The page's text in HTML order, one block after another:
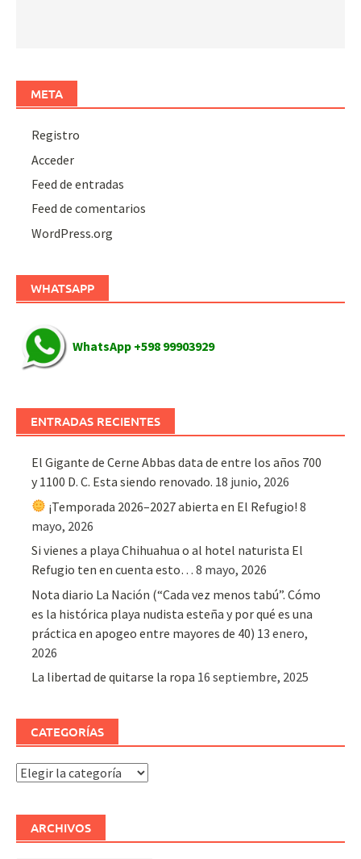
META
Registro
Acceder
Feed de entradas
Feed de comentarios
WordPress.org
WHATSAPP
WhatsApp +598 99903929
ENTRADAS RECIENTES
El Gigante de Cerne Abbas data de entre los años 700
y 1100 D. C. Esta siendo renovado. 18 junio, 2026
¡Temporada 2026–2027 abierta en El Refugio! 8
mayo, 2026
Si vienes a playa Chihuahua o al hotel naturista El
Refugio ten en cuenta esto… 8 mayo, 2026
Nota diario La Nación (“Cada vez menos tabú”. Cómo
es la histórica playa nudista esteña y por qué es una
práctica en apogeo entre mayores de 40) 13 enero,
2026
La libertad de quitarse la ropa 16 septiembre, 2025
CATEGORÍAS
Categorías
ARCHIVOS